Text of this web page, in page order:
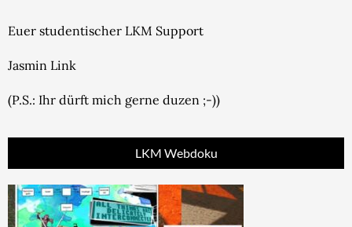
Euer studentischer LKM Support
Jasmin Link
(P.S.: Ihr dürft mich gerne duzen ;-))
LKM Webdoku